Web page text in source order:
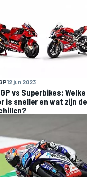
12 jun 2023
vs Superbikes: Welke
is sneller en wat zijn de